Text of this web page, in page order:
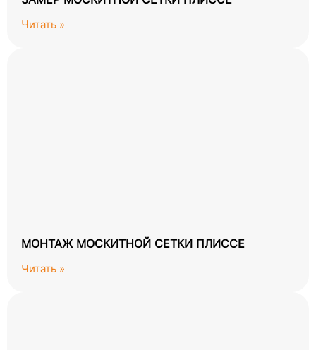
Читать »
МОНТАЖ МОСКИТНОЙ СЕТКИ ПЛИССЕ
Читать »